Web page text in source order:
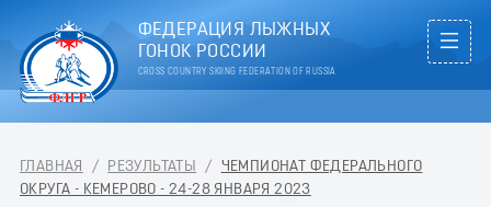
ФЕДЕРАЦИЯ ЛЫЖНЫХ
ГОНОК РОССИИ
CROSS COUNTRY SKIING FEDERATION OF RUSSIA
ГЛАВНАЯ / РЕЗУЛЬТАТЫ / ЧЕМПИОНАТ ФЕДЕРАЛЬНОГО
ОКРУГА - КЕМЕРОВО - 24-28 ЯНВАРЯ 2023